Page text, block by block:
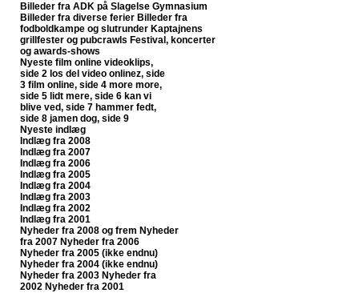
Billeder fra ADK på Slagelse Gymnasium
Billeder fra diverse ferier Billeder fra
fodboldkampe og slutrunder Kaptajnens
grillfester og pubcrawls Festival, koncerter
og awards-shows
Nyeste film online videoklips,
side 2 los del video onlinez, side
3 film online, side 4 more more,
side 5 lidt mere, side 6 kan vi
blive ved, side 7 hammer fedt,
side 8 jamen dog, side 9
Nyeste indlæg
Indlæg fra 2008
Indlæg fra 2007
Indlæg fra 2006
Indlæg fra 2005
Indlæg fra 2004
Indlæg fra 2003
Indlæg fra 2002
Indlæg fra 2001
Nyheder fra 2008 og frem Nyheder
fra 2007 Nyheder fra 2006
Nyheder fra 2005 (ikke endnu)
Nyheder fra 2004 (ikke endnu)
Nyheder fra 2003 Nyheder fra
2002 Nyheder fra 2001